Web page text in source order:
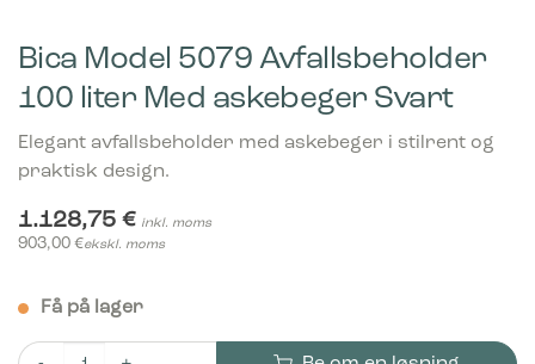
Bica Model 5079 Avfallsbeholder
100 liter Med askebeger Svart
Elegant avfallsbeholder med askebeger i stilrent og
praktisk design.
1.128,75 € inkl. moms
903,00 €ekskl. moms
Få på lager